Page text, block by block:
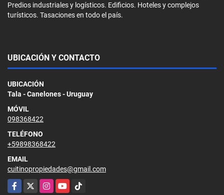
Predios industriales y logísticos. Edificios. Hoteles y complejos
turísticos. Tasaciones en todo el país.
UBICACIÓN Y CONTACTO
UBICACIÓN
Tala - Canelones - Uruguay
MÓVIL
098368422
TELÉFONO
+59898368422
EMAIL
cuitinopropiedades@gmail.com
Facebook
X InstagramYouTubeTikTok